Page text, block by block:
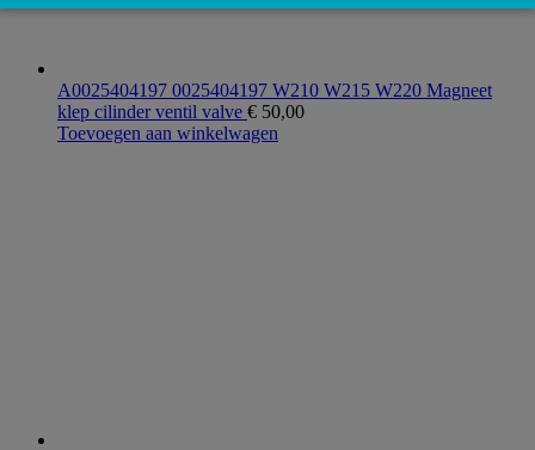
A0025404197 0025404197 W210 W215 W220 Magneet
klep cilinder ventil valve € 50,00
Toevoegen aan winkelwagen